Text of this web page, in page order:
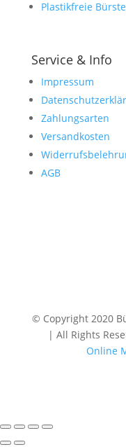
Plastikfreie
Service & Info
Impressum
Zahlungsarten
Versandkosten
AGB
© Copyright 2020
| All Rights
Online